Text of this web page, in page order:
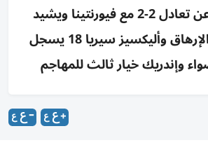
مورينيو راضٍ عن تعادل 2-2 مع فيورنتينا ويشيد
بالمجهود رغم الإرهاق وأليكسيز سيريا 18 يسجل
وإندريك خيار ثالث للمهاجم